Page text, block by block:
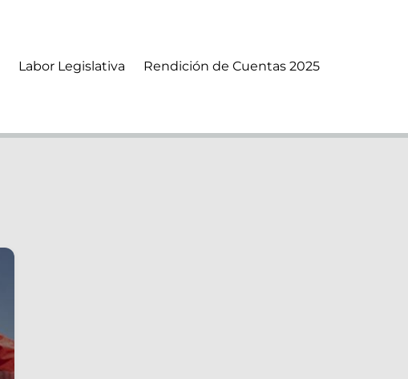
Labor Legislativa Rendición de Cuentas 2025